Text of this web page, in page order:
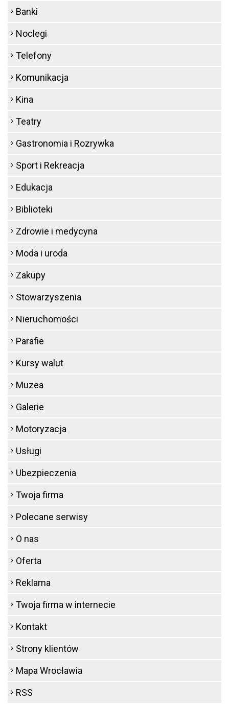
Banki
Noclegi
Telefony
Komunikacja
Kina
Teatry
Gastronomia i Rozrywka
Sport i Rekreacja
Edukacja
Biblioteki
Zdrowie i medycyna
Moda i uroda
Zakupy
Stowarzyszenia
Nieruchomości
Parafie
Kursy walut
Muzea
Galerie
Motoryzacja
Usługi
Ubezpieczenia
Twoja firma
Polecane serwisy
O nas
Oferta
Reklama
Twoja firma w internecie
Kontakt
Strony klientów
Mapa Wrocławia
RSS